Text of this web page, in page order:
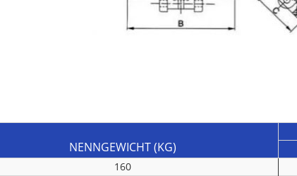
NENNGEWICHT (KG)
160